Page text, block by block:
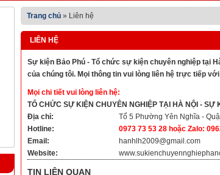
Trang chủ » Liên hệ
LIÊN HỆ
Sự kiện Bảo Phú - Tổ chức sự kiện chuyên nghiệp tại
của chúng tôi. Mọi thông tin vui lòng liên hệ trực tiếp
Mọi chi tiết vui lòng liên hệ:
TỔ CHỨC SỰ KIỆN CHUYÊN NGHIỆP TẠI HÀ NỘI - SỰ
Địa chỉ:
Tổ 5 Phường Yên Nghĩa -
Hotline:
0973 73 53 28 hoặc Zalo:
Email:
hanhlh2009@gmail.com
Website:
TIN LIÊN QUAN